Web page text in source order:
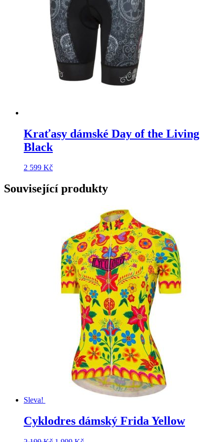
Kraťasy dámské Day of the Living
Black
2 599 Kč
Související produkty
Sleva!
Cyklodres dámský Frida Yellow